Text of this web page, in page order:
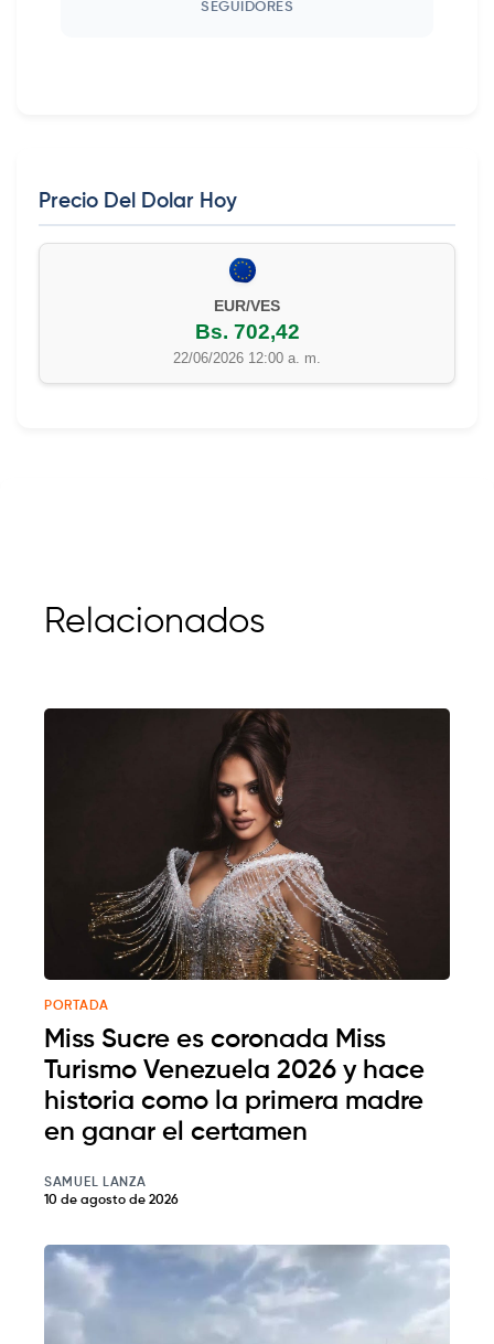
SEGUIDORES
Precio Del Dolar Hoy
EUR/VES
Bs. 702,42
22/06/2026 12:00 a. m.
Relacionados
PORTADA
Miss Sucre es coronada Miss
Turismo Venezuela 2026 y hace
historia como la primera madre
en ganar el certamen
SAMUEL LANZA
10 de agosto de 2026